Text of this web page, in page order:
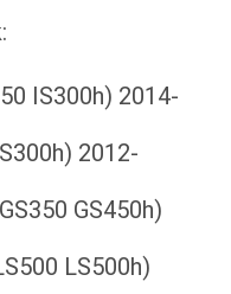
IS300h) 2014-
2012-
GS450h)
LS500h)